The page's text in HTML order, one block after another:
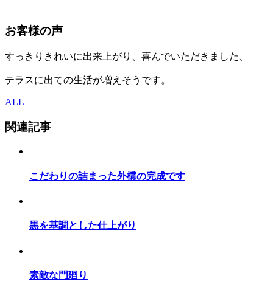
お客様の声
すっきりきれいに出来上がり、喜んでいただきました、
テラスに出ての生活が増えそうです。
ALL
関連記事
こだわりの詰まった外構の完成です
黒を基調とした仕上がり
素敵な門廻り